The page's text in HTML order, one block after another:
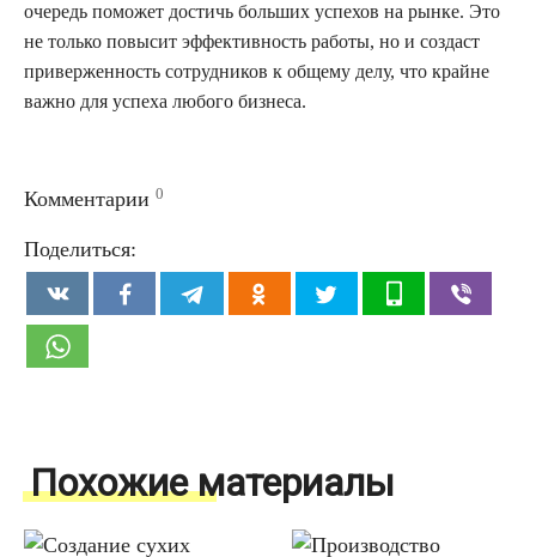
очередь поможет достичь больших успехов на рынке. Это
не только повысит эффективность работы, но и создаст
приверженность сотрудников к общему делу, что крайне
важно для успеха любого бизнеса.
Комментарии 0
Поделиться:
Похожие материалы